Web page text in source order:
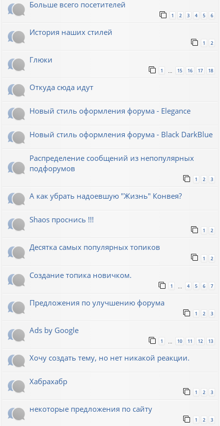
Больше всего посетителей
1 2 3 4 5 6
История наших стилей
1 2
Глюки
1 … 15 16 17 18
Откуда сюда идут
Новый стиль оформления форума - Elegance
Новый стиль оформления форума - Black DarkBlue
Распределение сообщений из непопулярных
подфорумов
1 2 3
А как убрать надоевшую "Жизнь" Конвея?
Shaos проснись !!!
1 2
Десятка самых популярных топиков
1 2
Создание топика новичком.
1 4 5 6 7
Предложения по улучшению форума
1 2 3
Ads by Google
1 10 11 12 13
Хочу создать тему, но нет никакой реакции.
Хабрахабр
1 2 3
некоторые предложения по сайту
1 2 3